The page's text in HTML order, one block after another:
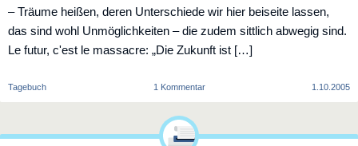
– Träume heißen, deren Unterschiede wir hier beiseite lassen,
das sind wohl Unmöglichkeiten – die zudem sittlich abwegig sind.
Le futur, c'est le massacre: „Die Zukunft ist […]
Tagebuch 1 Kommentarzu
„Wer
1.10.2005